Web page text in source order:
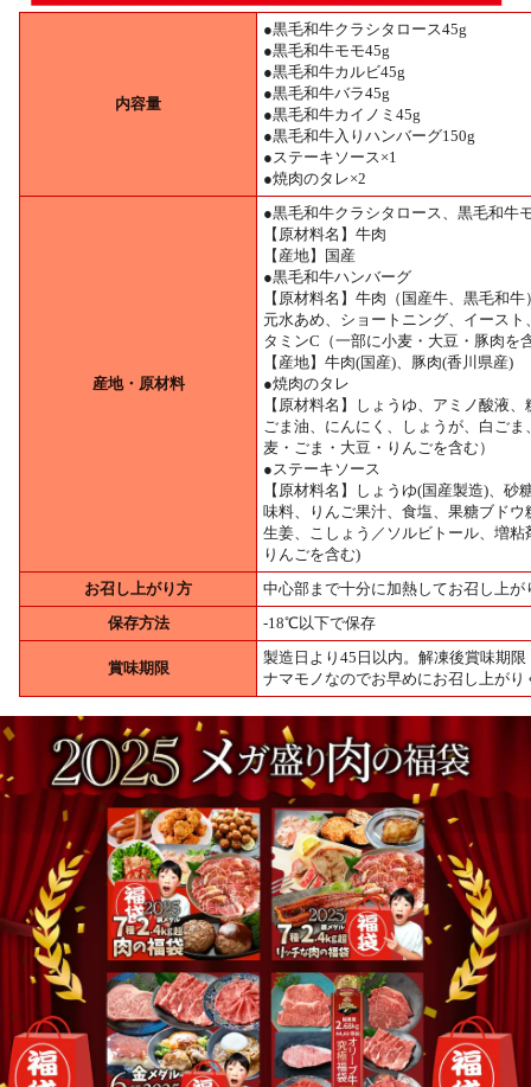
内容量
●黒毛和牛クラシタロース45g
●黒毛和牛モモ45g
●黒毛和牛カルビ45g
●黒毛和牛バラ45g
●黒毛和牛カイノミ45g
●黒毛和牛入りハンバーグ150g
●ステーキソース×1
●焼肉のタレ×2
産地・原材料
●黒毛和牛クラシタロース、黒毛和牛
【原材料名】牛肉
【産地】国産
●黒毛和牛ハンバーグ
【原材料名】牛肉（国産牛、黒毛和
元水あめ、ショートニング、イース
タミンC（一部に小麦・大豆・豚肉を
【産地】牛肉(国産)、豚肉(香川県産)
●焼肉のタレ
【原材料名】しょうゆ、アミノ酸液
ごま油、にんにく、しょうが、白ご
麦・ごま・大豆・りんごを含む）
●ステーキソース
【原材料名】しょうゆ(国産製造)、
味料、りんご果汁、食塩、果糖ブド
生姜、こしょう／ソルビトール、増
りんごを含む)
お召し上がり方
中心部まで十分に加熱してお召し上が
保存方法
-18℃以下で保存
賞味期限
製造日より45日以内。解凍後賞味期限
ナマモノなのでお早めにお召し上がり